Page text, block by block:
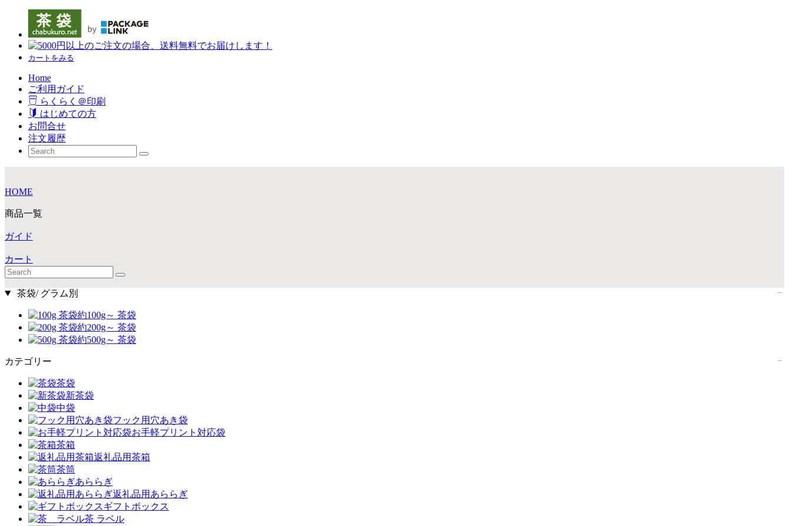
カートをみる
Home
ご利用ガイド
らくらく＠印刷
はじめての方
お問合せ
注文履歴
HOME
商品一覧
ガイド
カート
茶袋/ グラム別
約100g～ 茶袋
約200g～ 茶袋
約500g～ 茶袋
カテゴリー
茶袋
新茶袋
中袋
フック用穴あき袋
お手軽プリント対応袋
茶箱
返礼品用茶箱
茶筒
あららぎ
返礼品用あららぎ
ギフトボックス
茶 ラベル